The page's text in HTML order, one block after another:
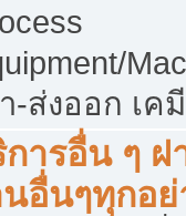
า-ส่งออก เ
การอื่น ๆ
นอื่นๆทุกอ